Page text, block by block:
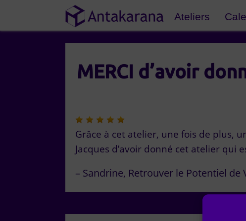
Ateliers
MERCI d’avoir
Grâce à cet atelier, une fois de plus,
Jacques d’avoir donné cet atelier qui
Sandrine Retrouver le Potentiel de